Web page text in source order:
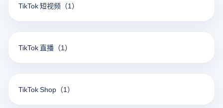
TikTok 短视频 （1）
TikTok 直播 （1）
TikTok Shop （1）